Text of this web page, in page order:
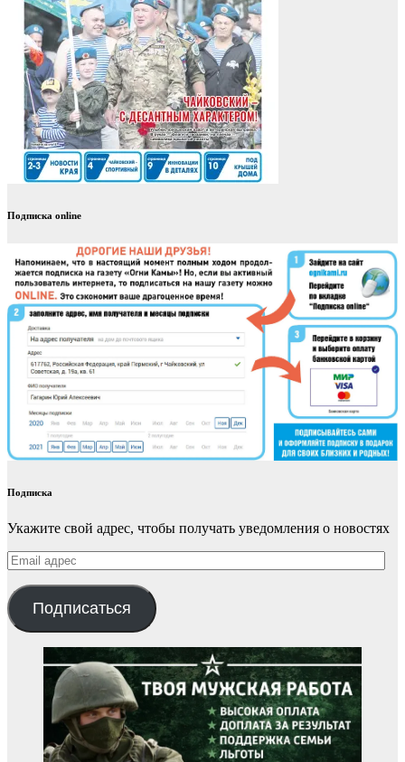
Подписка online
Подписка
Укажите свой адрес, чтобы получать уведомления о новостях
Email
адрес
Подписаться